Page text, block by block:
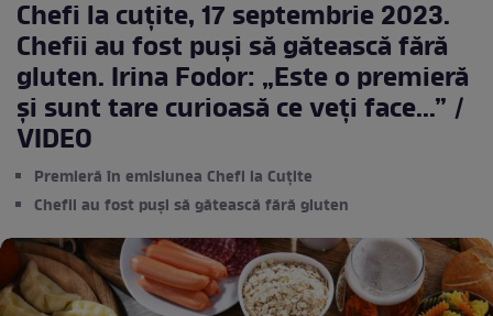
Chefi la cuțite, 17 septembrie 2023.
Chefii au fost puși să gătească fără
gluten. Irina Fodor: „Este o premieră
și sunt tare curioasă ce veți face...” /
VIDEO
Premieră în emisiunea Chefi la Cuțite
Chefii au fost puși să gătească fără gluten